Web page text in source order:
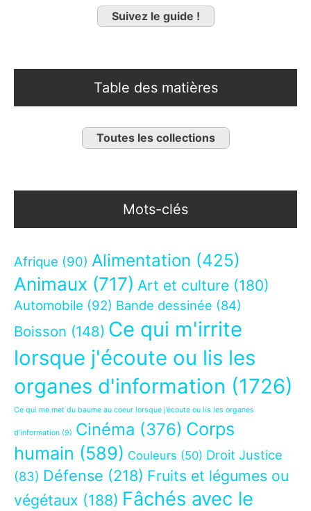
Suivez le guide !
Table des matières
Toutes les collections
Mots-clés
Afrique (90) Alimentation (425)
Animaux (717) Art et culture (180)
Automobile (92) Bande dessinée (84)
Boisson (148) Ce qui m'irrite
lorsque j'écoute ou lis les
organes d'information (1726)
Ce qui me met du baume au coeur lorsque j’écoute ou lis les organes
d’information (9) Cinéma (376) Corps
humain (589) Couleurs (50) Droit Justice
(83) Défense (218) Fruits et légumes ou
végétaux (188) Fâchés avec le